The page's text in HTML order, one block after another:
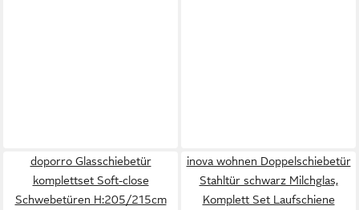
doporro Glasschiebetür
komplettset Soft-close
Schwebetüren H:205/215cm
inova wohnen Doppelschiebetür
Stahltür schwarz Milchglas,
Komplett Set Laufschiene